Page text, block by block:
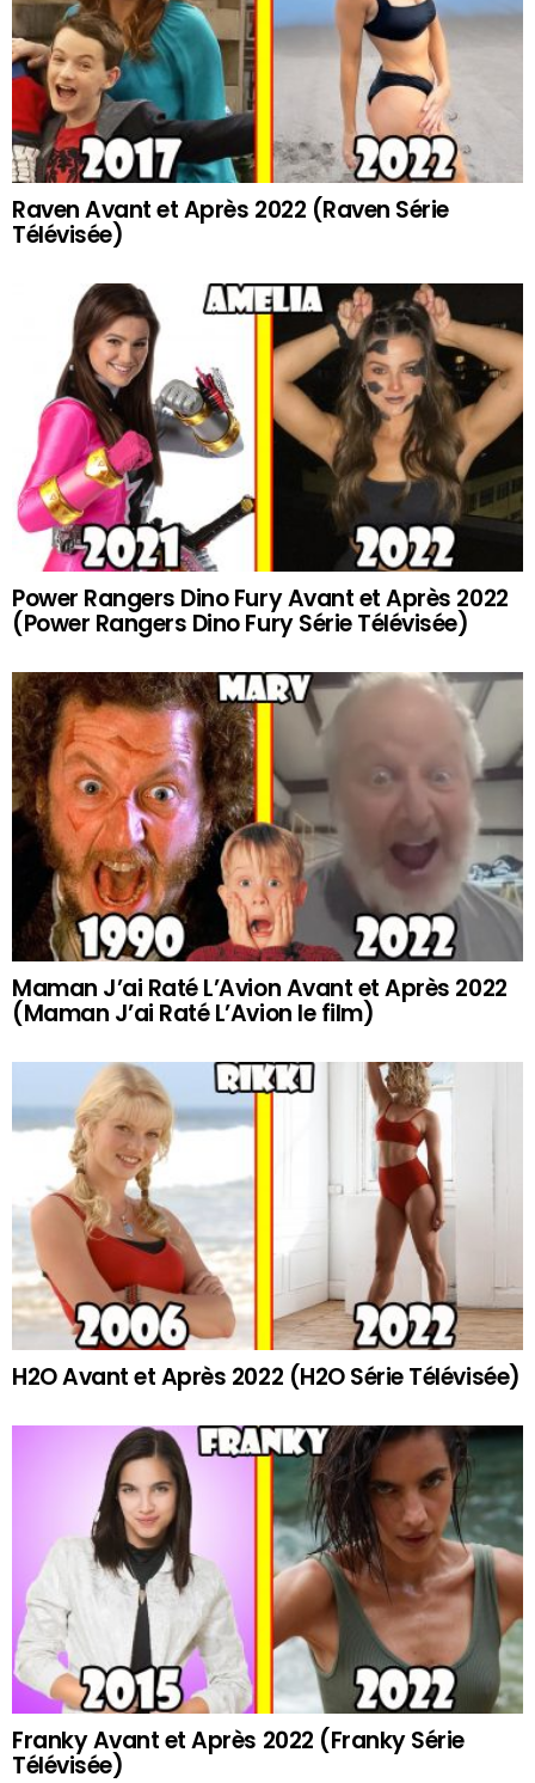
Raven Avant et Après 2022 (Raven Série
Télévisée)
Power Rangers Dino Fury Avant et Après 2022
(Power Rangers Dino Fury Série Télévisée)
Maman J’ai Raté L’Avion Avant et Après 2022
(Maman J’ai Raté L’Avion le film)
H2O Avant et Après 2022 (H2O Série Télévisée)
Franky Avant et Après 2022 (Franky Série
Télévisée)